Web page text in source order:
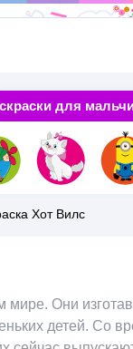
для
Хот Вилс
Они
детей. Со